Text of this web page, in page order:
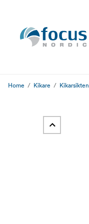
Home Kikare Kikarsikten